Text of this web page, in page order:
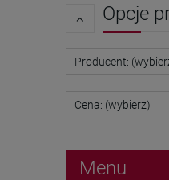
Opcje
Producent:
Cena: (wybierz)
Menu